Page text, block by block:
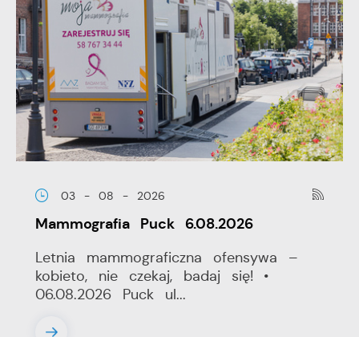
03 - 08 - 2026
Mammografia Puck 6.08.2026
Letnia mammograficzna ofensywa –
kobieto, nie czekaj, badaj się! •
06.08.2026 Puck ul...